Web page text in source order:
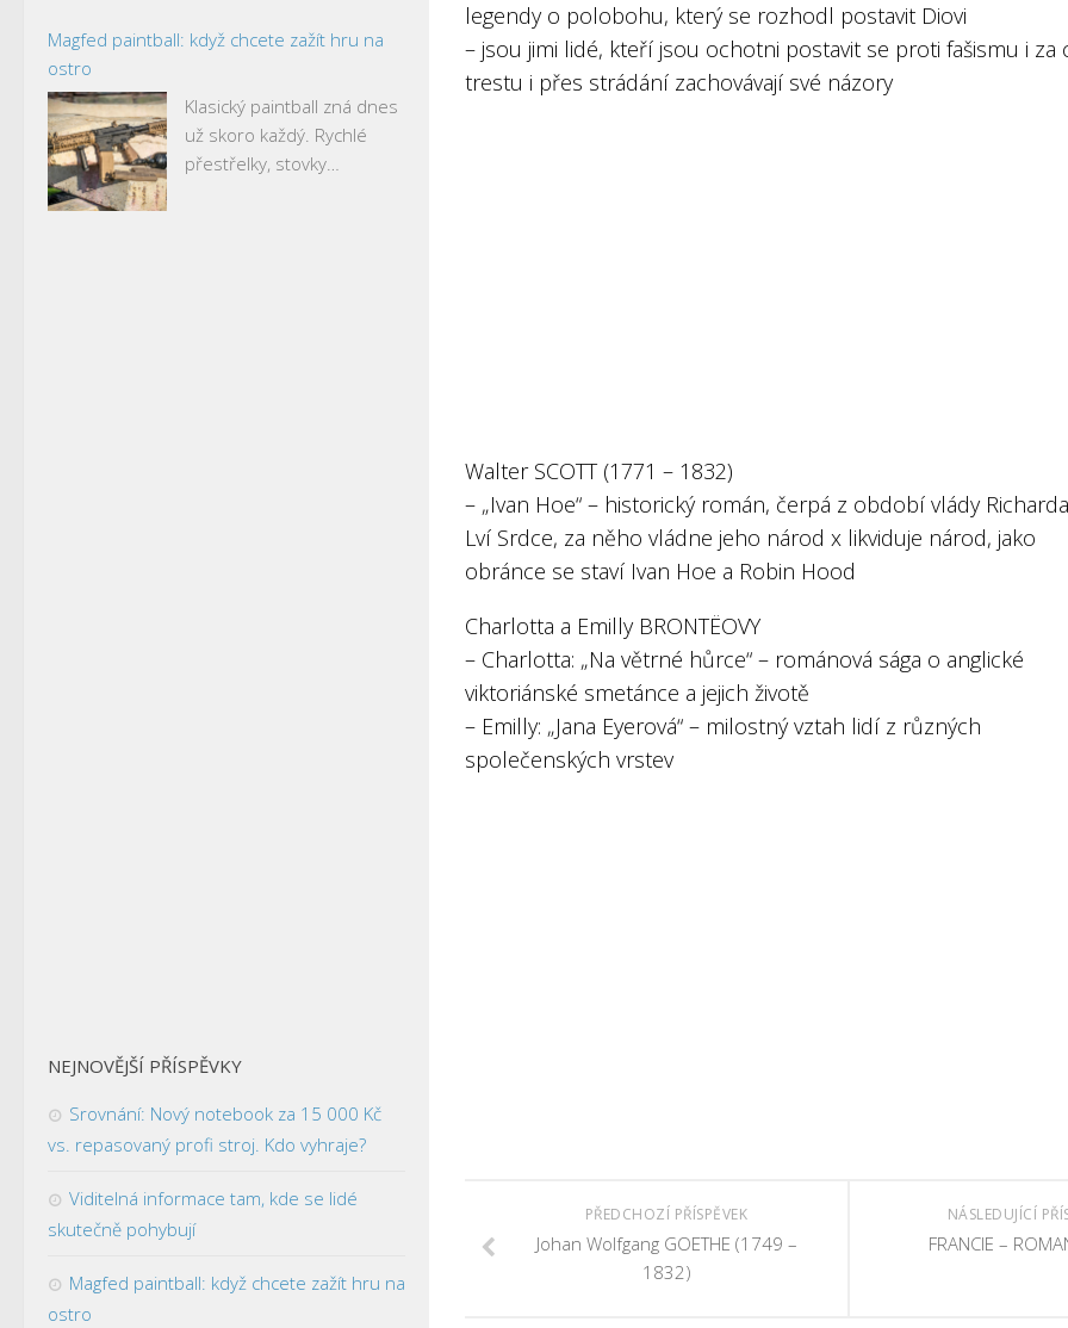
legendy o polobohu, který se rozhodl postavit Diovi
– jsou jimi lidé, kteří jsou ochotni postavit se proti fašismu i za
trestu i přes strádání zachovávají své názory
Walter SCOTT (1771 – 1832)
– „Ivan Hoe“ – historický román, čerpá z období vlády
Lví Srdce, za něho vládne jeho národ x likviduje národ, jako
obránce se staví Ivan Hoe a Robin Hood
Charlotta a Emilly BRONTËOVY
– Charlotta: „Na větrné hůrce“ – románová sága o anglické
viktoriánské smetánce a jejich životě
– Emilly: „Jana Eyerová“ – milostný vztah lidí z různých
společenských vrstev
NÁSLEDUJÍCÍ
FRANCIE –
PŘEDCHOZÍ PŘÍSPĚVEK
Johan Wolfgang GOETHE (1749 –
1832)
Magfed paintball: když chcete zažít hru na
ostro
Klasický paintball zná dnes
už skoro každý. Rychlé
přestřelky, stovky…
NEJNOVĚJŠÍ PŘÍSPĚVKY
Srovnání: Nový notebook za 15 000 Kč
vs. repasovaný profi stroj. Kdo vyhraje?
Viditelná informace tam, kde se lidé
skutečně pohybují
Magfed paintball: když chcete zažít hru na
ostro